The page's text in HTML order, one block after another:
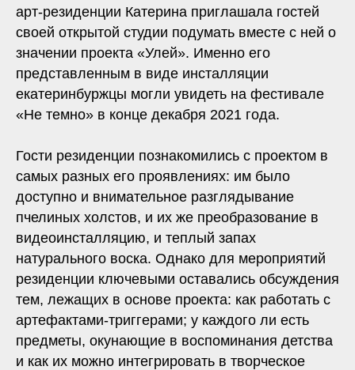
арт-резиденции Катерина приглашала гостей
своей открытой студии подумать вместе с ней о
значении проекта «Улей». Именно его
представленным в виде инсталляции
екатеринбуржцы могли увидеть на фестивале
«Не темно» в конце декабря 2021 года.
Гости резиденции познакомились с проектом в
самых разных его проявлениях: им было
доступно и внимательное разглядывание
пчелиных холстов, и их же преобразование в
видеоинсталляцию, и теплый запах
натурального воска. Однако для мероприятий
резиденции ключевыми оставались обсуждения
тем, лежащих в основе проекта: как работать с
артефактами-триггерами; у каждого ли есть
предметы, окунающие в воспоминания детства
и как их можно интегрировать в творческое